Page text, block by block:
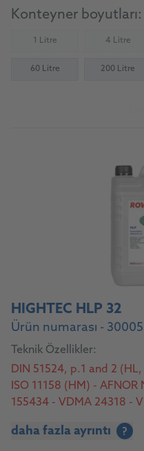
Konteyner boyutları:
1 Litre(Not available) 4 Litre
(Not
60 Litre 200 Litre
HIGHTEC HLP 32
Ürün numarası - 30005
Teknik Özellikler:
DIN 51524, p.1 and 2
ISO 11158 (HM) - AFNOR
155434 - VDMA 24318 -
daha fazla ayrıntı ?